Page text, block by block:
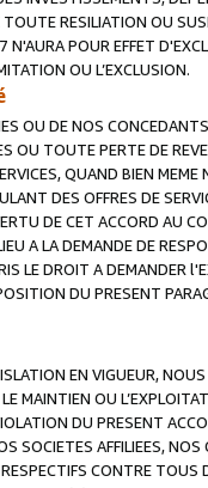
RESILIATION OU
POUR EFFET
OU L’EXCLUSION.
OU DE NOS
OU TOUTE PERTE DE
QUAND BIEN
DES OFFRES DE
DE CET ACCORD AU
A LA DEMANDE DE
LE DROIT A DEMANDER
DU PRESENT
EN VIGUEUR,
MAINTIEN OU
DU PRESENT
SOCIETES AFFILIEES,
CONTRE